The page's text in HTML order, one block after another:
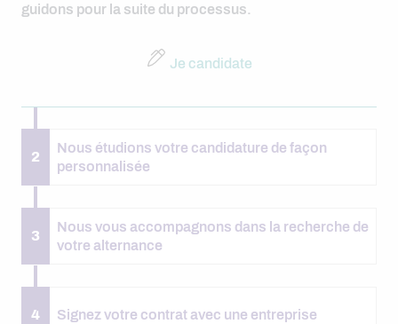
guidons pour la suite du processus.
Je candidate
2
Nous étudions votre candidature de façon
personnalisée
3
Nous vous accompagnons dans la recherche de
votre alternance
4 Signez votre contrat avec une entreprise